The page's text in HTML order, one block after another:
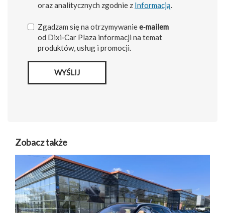
oraz analitycznych zgodnie z Informacją.
Zgadzam się na otrzymywaniee‑mailem
od Dixi‑Car Plaza informacji na temat
produktów, usług i promocji.
WYŚLIJ
Zobacz także